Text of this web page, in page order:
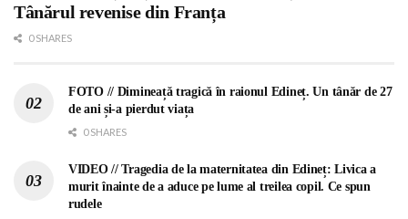
Tânărul revenise din Franța
0 SHARES
FOTO // Dimineață tragică în raionul Edineț. Un tânăr de 27
de ani și-a pierdut viața
0 SHARES
VIDEO // Tragedia de la maternitatea din Edineț: Livica a
murit înainte de a aduce pe lume al treilea copil. Ce spun
rudele